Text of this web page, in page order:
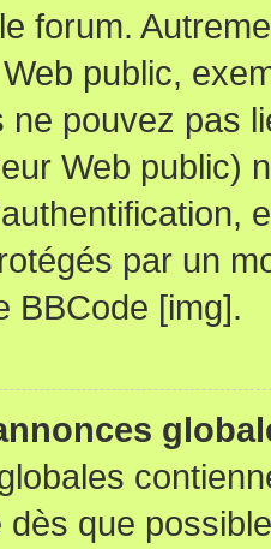
forum.
public,
ne pouvez pas
Web public)
par un
BBCode [img].
que